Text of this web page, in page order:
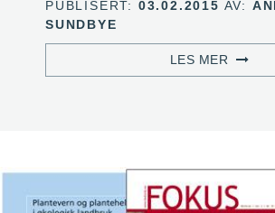
PUBLISERT: 03.02.2015 AV:
SUNDBYE
LES MER